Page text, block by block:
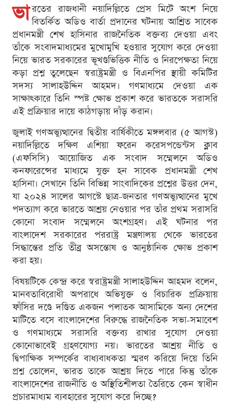
ভা রতের রাজধানী নয়াদিল্লিতে প্রেস মিটে অংশ নিয়ে
বিতর্কিত অডিও বার্তা প্রদানের ঘটনায় আশ্রিত সাবেক
প্রধানমন্ত্রী শেখ হাসিনার রাজনৈতিক বক্তব্য দেওয়া এবং
তাঁকে সংবাদমাধ্যমের মুখোমুখি হওয়ার সুযোগ করে দেওয়া
নিয়ে ভারত সরকারের ভূখণ্ডভিত্তিক নীতি ও নিরপেক্ষতা নিয়ে
কড়া প্রশ্ন তুলেছেন স্বরাষ্ট্রমন্ত্রী ও বিএনপির স্থায়ী কমিটির
সদস্য সালাহউদ্দিন আহমদ। গণমাধ্যমে দেওয়া এক
সাক্ষাৎকারে তিনি স্পষ্ট ক্ষোভ প্রকাশ করে ভারতকে সরাসরি
এই প্রক্রিয়ার দায়ে কাঠগড়ায় দাঁড় করান।
জুলাই গণঅভ্যুত্থানের দ্বিতীয় বার্ষিকীতে মঙ্গলবার (৫ আগস্ট)
নয়াদিল্লিতে দক্ষিণ এশিয়া ফরেন করেসপন্ডেন্টস ক্লাব
(এফসিসি) আয়োজিত এক সংবাদ সম্মেলনে অডিও
কনফারেন্সের মাধ্যমে যুক্ত হন সাবেক প্রধানমন্ত্রী শেখ
হাসিনা। সেখানে তিনি বিভিন্ন সাংবাদিকের প্রশ্নের উত্তর দেন,
যা ২০২৪ সালের আগস্টে ছাত্র-জনতার গণঅভ্যুত্থানের মুখে
পদত্যাগ করে ভারতে আশ্রয় নেওয়ার পর তাঁর প্রথম সরাসরি
কোনো সংবাদ সম্মেলনে অংশগ্রহণ। এই ঘটনার পর
বাংলাদেশ সরকারের পররাষ্ট্র মন্ত্রণালয় থেকে ভারতের
সিদ্ধান্তের প্রতি তীব্র অসন্তোষ ও আনুষ্ঠানিক ক্ষোভ প্রকাশ
করা হয়।
বিষয়টিকে কেন্দ্র করে স্বরাষ্ট্রমন্ত্রী সালাহউদ্দিন আহমদ বলেন,
মানবতাবিরোধী অপরাধে অভিযুক্ত ও বিচারিক প্রক্রিয়ায়
ফাঁসির দণ্ডে দণ্ডিত একজন পলাতক আসামিকে অন্য দেশের
মাটিতে বসে বাংলাদেশের বিরুদ্ধে রাজনৈতিক সভা-সমাবেশ
ও গণমাধ্যমে সরাসরি বক্তব্য রাখার সুযোগ দেওয়া
কোনোভাবেই গ্রহণযোগ্য নয়। ভারতের আশ্রয় নীতি ও
দ্বিপাক্ষিক সম্পর্কের বাধ্যবাধকতা স্মরণ করিয়ে দিয়ে তিনি
প্রশ্ন তোলেন, ভারত তাকে আশ্রয় দিতে পারে কিন্তু তাঁকে
বাংলাদেশের রাজনীতি ও অস্থিতিশীলতা তৈরিতে কেন স্বাধীন
প্রচারমাধ্যম ব্যবহারের সুযোগ করে দিচ্ছে?